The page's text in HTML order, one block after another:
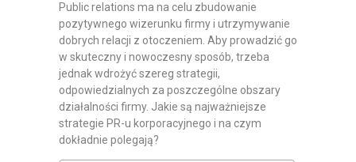
KONTAKT
Public relations ma na celu zbudowanie
pozytywnego wizerunku firmy i utrzymywanie
dobrych relacji z otoczeniem. Aby prowadzić go
w skuteczny i nowoczesny sposób, trzeba
jednak wdrożyć szereg strategii,
odpowiedzialnych za poszczególne obszary
działalności firmy. Jakie są najważniejsze
strategie PR-u korporacyjnego i na czym
dokładnie polegają?